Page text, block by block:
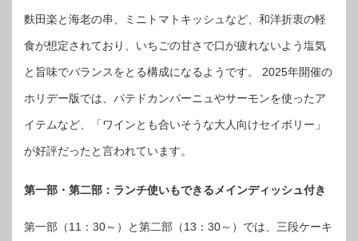
麩田楽と海老の串、ミニトマトキッシュなど、和洋折衷の軽
食が想定されており、いちごの甘さで口が疲れないよう塩気
と旨味でバランスをとる構成になるようです。 2025年開催の
ホリデー版では、パテドカンパーニュやサーモンを使ったア
イテムなど、「ワインとも合いそうな大人向けセイボリー」
が好評だったと言われています。
第一部・第二部：ランチ使いもできるメインディッシュ付き
第一部（11：30～）と第二部（13：30～）では、三段ケーキ